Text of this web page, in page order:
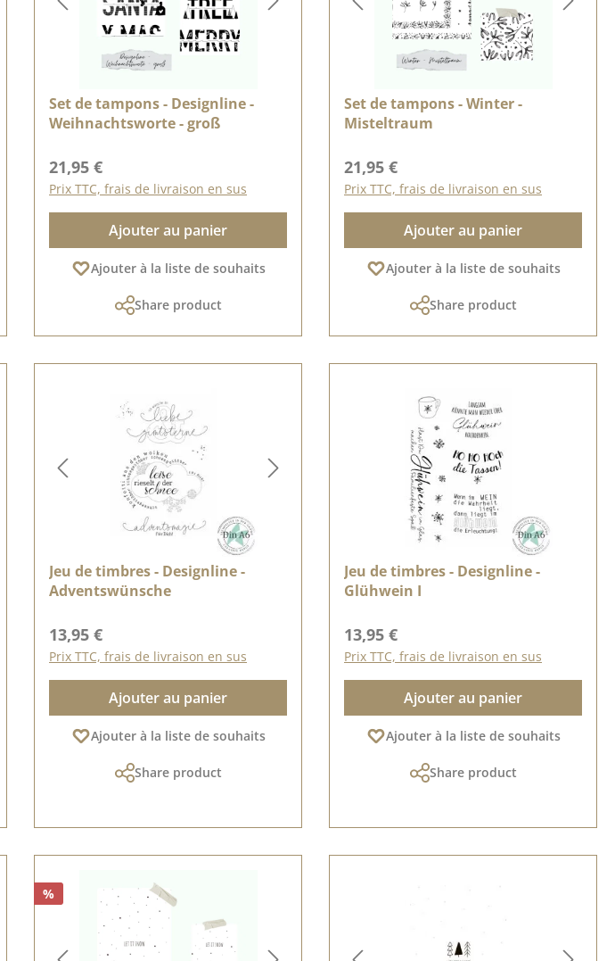
Set de tampons - Designline -
Weihnachtsworte - groß
Prix régulier :
21,95 €
Prix TTC, frais de livraison en sus
Ajouter au panier
Ajouter à la liste de souhaits
Share product
Set de tampons - Winter -
Misteltraum
Prix régulier :
21,95 €
Prix TTC, frais de livraison en sus
Ajouter au panier
Ajouter à la liste de souhaits
Share product
Jeu de timbres - Designline -
Adventswünsche
Prix régulier :
13,95 €
Prix TTC, frais de livraison en sus
Ajouter au panier
Ajouter à la liste de souhaits
Share product
Jeu de timbres - Designline -
Glühwein I
Prix régulier :
13,95 €
Prix TTC, frais de livraison en sus
Ajouter au panier
Ajouter à la liste de souhaits
Share product
%